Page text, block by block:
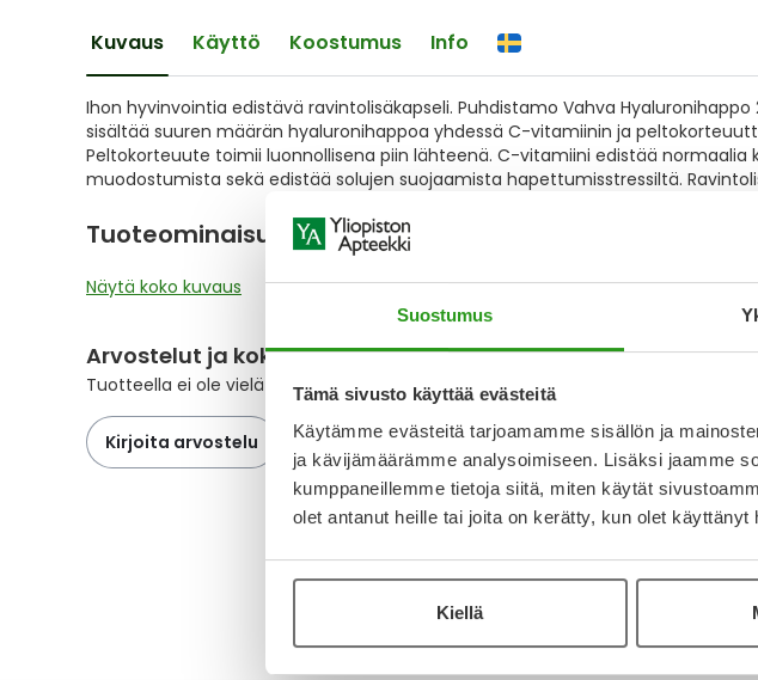
Suostumus
Tämä sivusto käyttää evästeitä
Käytämme evästeitä tarjoamamme sisällön ja
ja kävijämäärämme analysoimiseen. Lisäksi jaamme
kumppaneillemme tietoja siitä, miten käytät
olet antanut heille tai joita on kerätty, kun olet käyttänyt
Kiellä
the
the
images
gallery
Kuvaus Käyttö Koostumus Info
Ihon hyvinvointia edistävä ravintolisäkapseli. Puhdistamo Vahva Hyaluronihappo
sisältää suuren määrän hyaluronihappoa yhdessä C-vitamiinin ja
Peltokorteuute toimii luonnollisena piin lähteenä. C-vitamiini edistää normaalia
muodostumista sekä edistää solujen suojaamista hapettumisstressiltä.
Tuoteominaisu
Näytä koko kuvaus
Arvostelut ja kokemuksia
Tuotteella ei ole vielä yhtään arvostelua.
Kirjoita arvostelu